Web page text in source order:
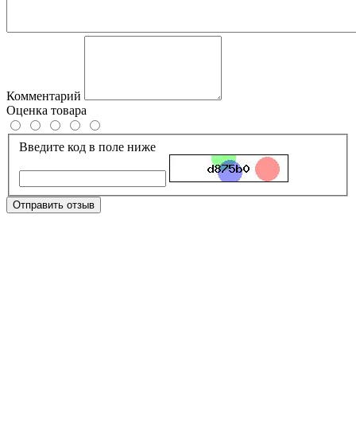
Комментарий
Оценка товара
Введите код в поле ниже
Отправить отзыв